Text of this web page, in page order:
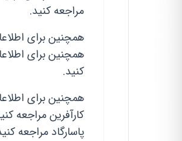
مراجعه کنید.
همچنین برای
همچنین برای
کنید.
همچنین برای
کارآفرین مراجعه
پاسارگاد مراجعه